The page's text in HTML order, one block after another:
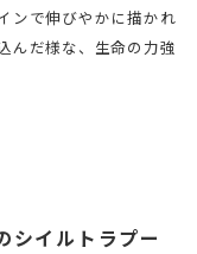
ンで伸びやかに描かれ
んだ様な、生命の力強
シイルトラプー